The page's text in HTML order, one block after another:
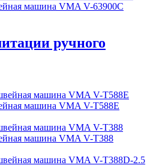
машина VMA V-63900C
ручного
машина VMA V-T588E
машина VMA V-T388